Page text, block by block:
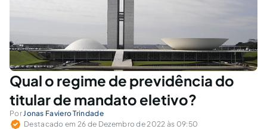
Qual o regime de previdência do
titular de mandato eletivo?
Por Jonas Faviero Trindade
Destacado em 26 de Dezembro de 2022 às 09:50